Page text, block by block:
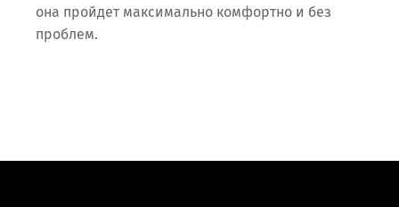
она пройдет максимально комфортно и без
проблем.